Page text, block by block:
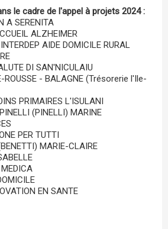
le cadre de l'appel à projets 2024 :
A SERENITA
ALZHEIMER
AIDE DOMICILE RURAL
DI SAN'NICULAIU
ROUSSE - BALAGNE (Trésorerie l'Ile-
PRIMAIRES L'ISULANI
(PINELLI) MARINE
PER TUTTI
MARIE-CLAIRE
EN SANTE